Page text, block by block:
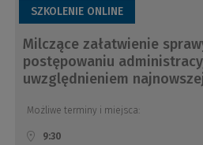
SZKOLENIE ONLINE
Milczące załatwienie
postępowaniu
uwzględnieniem
Możliwe terminy i miejsca:
9:30